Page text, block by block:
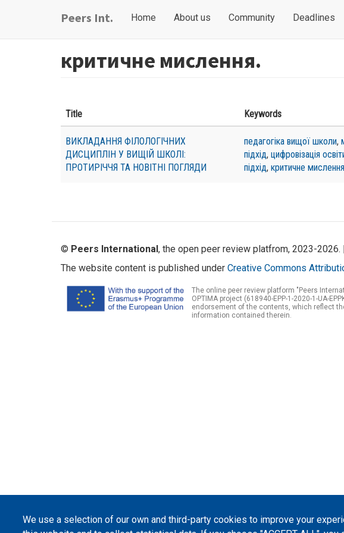
Peers Int.
Main
Home About us Community Deadlines
User
menu
критичне мислення.
Title Keywords
ВИКЛАДАННЯ ФІЛОЛОГІЧНИХ
ДИСЦИПЛІН У ВИЩІЙ ШКОЛІ:
ПРОТИРІЧЧЯ ТА НОВІТНІ ПОГЛЯДИ
педагогіка вищої школи,
підхід, цифровізація
підхід, критичне
We use a selection of our own and third-party cookies to improve your
© Peers International, the open peer review platfrom, 2023-2026.
The website content is published under Creative Commons
The online peer review platform "Peers
OPTIMA project (618940-EPP-1-2020-1-UA-
endorsement of the contents, which reflect
information contained therein.